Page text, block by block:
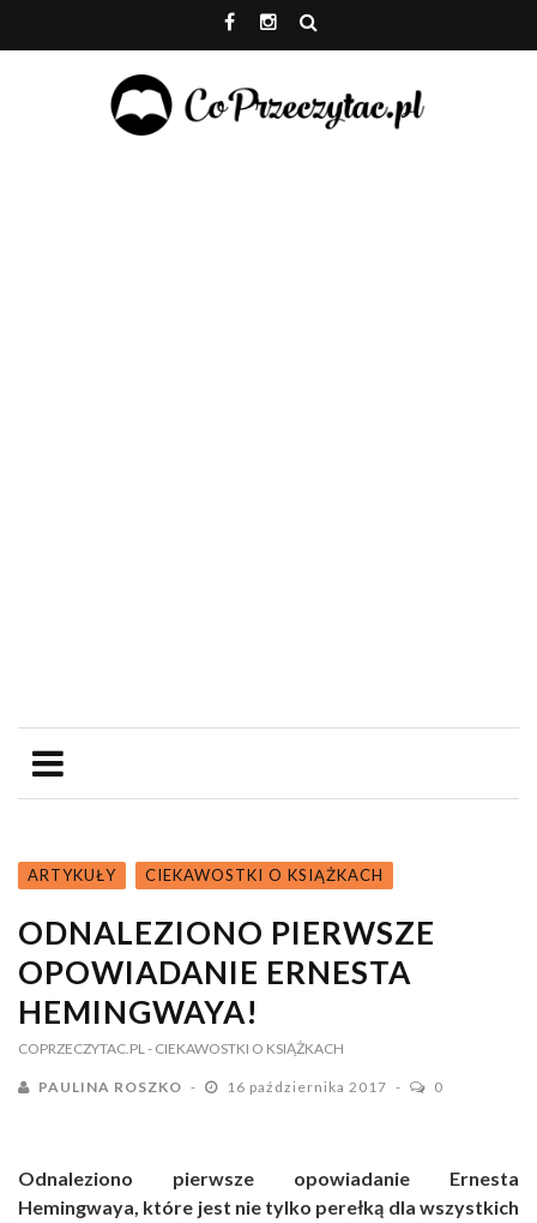
ARTYKUŁY CIEKAWOSTKI O KSIĄŻKACH
ODNALEZIONO PIERWSZE
OPOWIADANIE ERNESTA
HEMINGWAYA!
COPRZECZYTAC.PL - CIEKAWOSTKI O KSIĄŻKACH
PAULINA ROSZKO 16 października 2017 0
Odnaleziono pierwsze opowiadanie Ernesta
Hemingwaya, które jest nie tylko perełką dla wszystkich